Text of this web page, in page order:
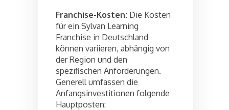
Franchise-Kosten: Die Kosten
für ein Sylvan Learning
Franchise in Deutschland
können variieren, abhängig von
der Region und den
spezifischen Anforderungen.
Generell umfassen die
Anfangsinvestitionen folgende
Hauptposten: